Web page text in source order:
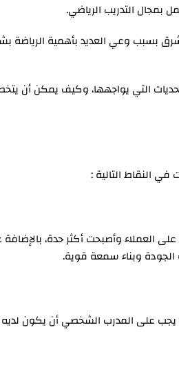
بمجال التدريب الرياضي.
بسبب وعي العديد بأهمية الرياضة
التي يواجهها، وكيف يمكن أن
النقاط التالية :
العملاء وأصبحت أكثر حدة،
وبناء سمعة قوية.
على المدرب الشخصي أن يكون لديه